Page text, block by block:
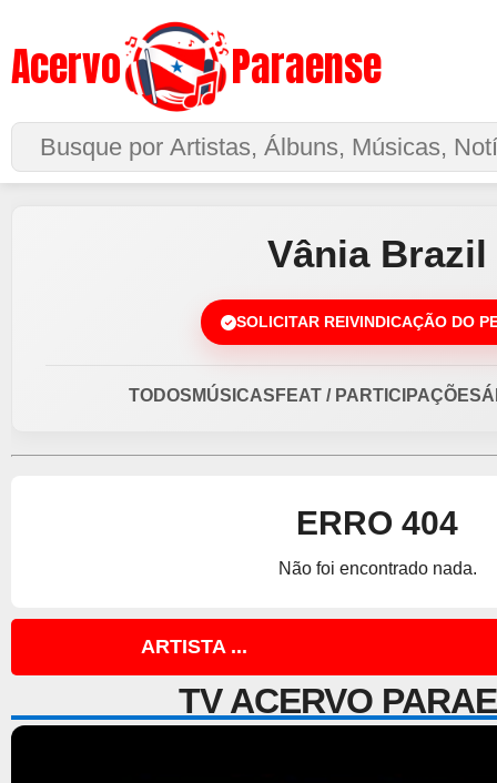
Acervo Paraense
Buscar no Site
Vânia Brazil
SOLICITAR REIVINDICAÇÃO DO
TODOS MÚSICAS FEAT / PARTICIPAÇÕES
ERRO 404
Não foi encontrado nada.
ARTISTA ...
TV ACERVO